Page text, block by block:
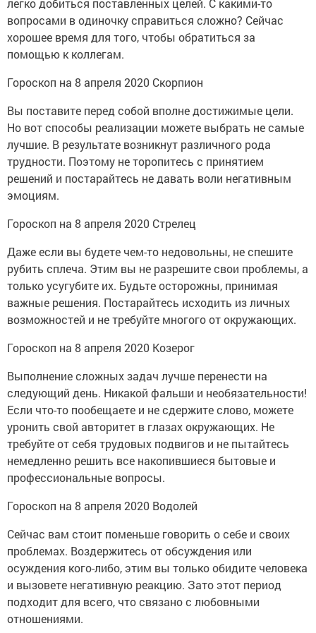
легко добиться поставленных целей. С какими-то
вопросами в одиночку справиться сложно? Сейчас
хорошее время для того, чтобы обратиться за
помощью к коллегам.
Гороскоп на 8 апреля 2020 Скорпион
Вы поставите перед собой вполне достижимые цели.
Но вот способы реализации можете выбрать не самые
лучшие. В результате возникнут различного рода
трудности. Поэтому не торопитесь с принятием
решений и постарайтесь не давать воли негативным
эмоциям.
Гороскоп на 8 апреля 2020 Стрелец
Даже если вы будете чем-то недовольны, не спешите
рубить сплеча. Этим вы не разрешите свои проблемы, а
только усугубите их. Будьте осторожны, принимая
важные решения. Постарайтесь исходить из личных
возможностей и не требуйте многого от окружающих.
Гороскоп на 8 апреля 2020 Козерог
Выполнение сложных задач лучше перенести на
следующий день. Никакой фальши и необязательности!
Если что-то пообещаете и не сдержите слово, можете
уронить свой авторитет в глазах окружающих. Не
требуйте от себя трудовых подвигов и не пытайтесь
немедленно решить все накопившиеся бытовые и
профессиональные вопросы.
Гороскоп на 8 апреля 2020 Водолей
Сейчас вам стоит поменьше говорить о себе и своих
проблемах. Воздержитесь от обсуждения или
осуждения кого-либо, этим вы только обидите человека
и вызовете негативную реакцию. Зато этот период
подходит для всего, что связано с любовными
отношениями.